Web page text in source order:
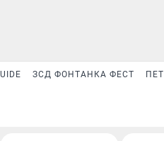
ЗСД ФОНТАНКА ФЕСТ